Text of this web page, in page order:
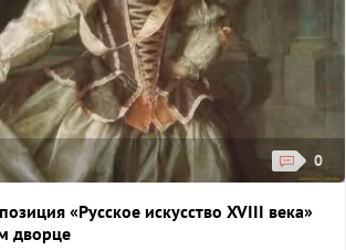
0
«Русское искусство XVIII века»
дворце